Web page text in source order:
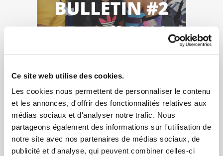
Ce site web utilise des cookies.
Les cookies nous permettent de personnaliser le contenu
et les annonces, d'offrir des fonctionnalités relatives aux
médias sociaux et d'analyser notre trafic. Nous
partageons également des informations sur l'utilisation de
notre site avec nos partenaires de médias sociaux, de
publicité et d'analyse, qui peuvent combiner celles-ci